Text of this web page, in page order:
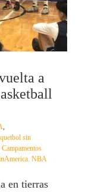
a
sin
Campamentos
NBA
en tierras